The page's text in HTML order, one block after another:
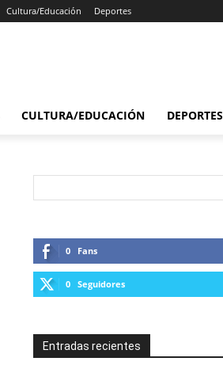
Cultura/Educación Deportes
CULTURA/EDUCACIÓN DEPORTES
0 Fans
0 Seguidores
Entradas recientes